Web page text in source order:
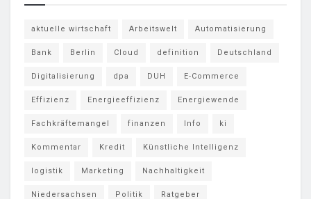
aktuelle wirtschaft Arbeitswelt Automatisierung
Bank Berlin Cloud definition Deutschland
Digitalisierung dpa DUH E-Commerce
Effizienz Energieeffizienz Energiewende
Fachkräftemangel finanzen Info ki
Kommentar Kredit Künstliche Intelligenz
logistik Marketing Nachhaltigkeit
Niedersachsen Politik Ratgeber